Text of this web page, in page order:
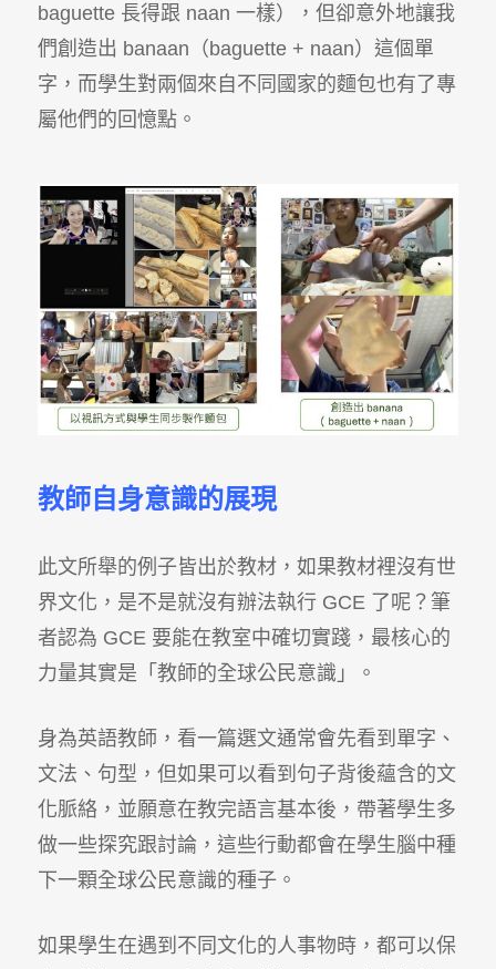
baguette 長得跟 naan 一樣），但卻意外地讓我
們創造出 banaan （baguette + naan）這個單
字，而學生對兩個來自不同國家的麵包也有了專
屬他們的回憶點。
教師自身意識的展現
此文所舉的例子皆出於教材，如果教材裡沒有世
界文化，是不是就沒有辦法執行 GCE 了呢？筆
者認為 GCE 要能在教室中確切實踐，最核心的
力量其實是「教師的全球公民意識」。
身為英語教師，看一篇選文通常會先看到單字、
文法、句型，但如果可以看到句子背後蘊含的文
化脈絡，並願意在教完語言基本後，帶著學生多
做一些探究跟討論，這些行動都會在學生腦中種
下一顆全球公民意識的種子。
如果學生在遇到不同文化的人事物時，都可以保